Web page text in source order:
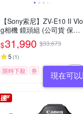
【Sony索尼】ZV-E10 II Vlo
g相機 鏡頭組 (公司貨 保固1
8+6個月)
$31,990 $33,673
5 (1)
限時下殺 券